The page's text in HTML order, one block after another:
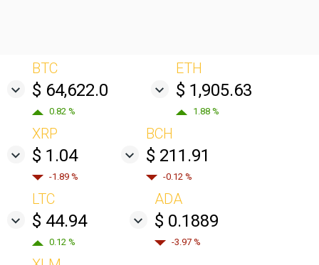
BTC
$ 64,622.0
0.82 %
ETH
$ 1,905.63
1.88 %
XRP
$ 1.04
-1.89 %
BCH
$ 211.91
-0.12 %
LTC
$ 44.94
0.12 %
ADA
$ 0.1889
-3.97 %